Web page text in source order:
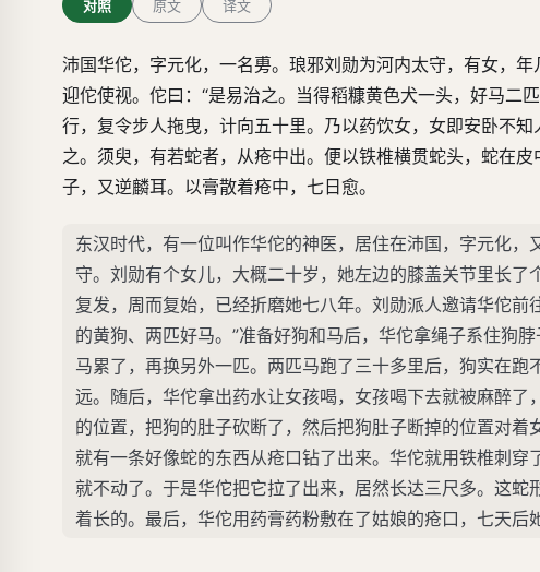
对照 原文 译文
沛国华佗，字元化，一名旉。琅邪刘勋为河内太守，有女，
迎佗使视。佗曰：“是易治之。当得稻糠黄色犬一头，好马二
行，复令步人拖曳，计向五十里。乃以药饮女，女即安卧不
之。须臾，有若蛇者，从疮中出。便以铁椎横贯蛇头，蛇在
子，又逆麟耳。以膏散着疮中，七日愈。
东汉时代，有一位叫作华佗的神医，居住在沛国，字元化
守。刘勋有个女儿，大概二十岁，她左边的膝盖关节里长
复发，周而复始，已经折磨她七八年。刘勋派人邀请华佗
的黄狗、两匹好马。”准备好狗和马后，华佗拿绳子系住狗
马累了，再换另外一匹。两匹马跑了三十多里后，狗实在
远。随后，华佗拿出药水让女孩喝，女孩喝下去就被麻醉
的位置，把狗的肚子砍断了，然后把狗肚子断掉的位置对
就有一条好像蛇的东西从疮口钻了出来。华佗就用铁椎刺
就不动了。于是华佗把它拉了出来，居然长达三尺多。这
着长的。最后，华佗用药膏药粉敷在了姑娘的疮口，七天后